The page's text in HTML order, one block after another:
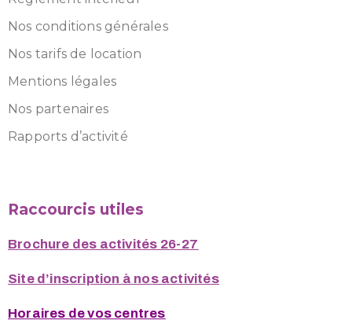
Nos conditions générales
Nos tarifs de location
Mentions légales
Nos partenaires
Rapports d’activité
Raccourcis utiles
Brochure des activités 26-27
Site d’inscription à nos activités
Horaires de vos centres